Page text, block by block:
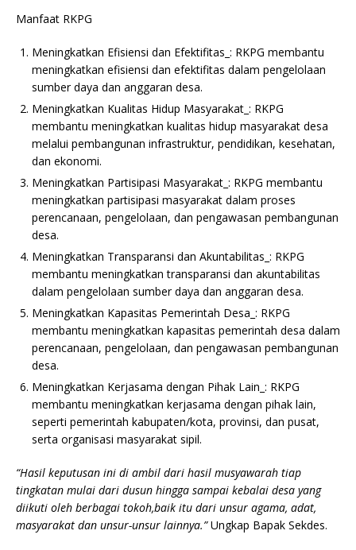
Manfaat RKPG
Meningkatkan Efisiensi dan Efektifitas_: RKPG membantu
meningkatkan efisiensi dan efektifitas dalam pengelolaan
sumber daya dan anggaran desa.
Meningkatkan Kualitas Hidup Masyarakat_: RKPG
membantu meningkatkan kualitas hidup masyarakat desa
melalui pembangunan infrastruktur, pendidikan, kesehatan,
dan ekonomi.
Meningkatkan Partisipasi Masyarakat_: RKPG membantu
meningkatkan partisipasi masyarakat dalam proses
perencanaan, pengelolaan, dan pengawasan pembangunan
desa.
Meningkatkan Transparansi dan Akuntabilitas_: RKPG
membantu meningkatkan transparansi dan akuntabilitas
dalam pengelolaan sumber daya dan anggaran desa.
Meningkatkan Kapasitas Pemerintah Desa_: RKPG
membantu meningkatkan kapasitas pemerintah desa dalam
perencanaan, pengelolaan, dan pengawasan pembangunan
desa.
Meningkatkan Kerjasama dengan Pihak Lain_: RKPG
membantu meningkatkan kerjasama dengan pihak lain,
seperti pemerintah kabupaten/kota, provinsi, dan pusat,
serta organisasi masyarakat sipil.
“Hasil keputusan ini di ambil dari hasil musyawarah tiap
tingkatan mulai dari dusun hingga sampai kebalai desa yang
diikuti oleh berbagai tokoh,baik itu dari unsur agama, adat,
masyarakat dan unsur-unsur lainnya.”Ungkap Bapak Sekdes.